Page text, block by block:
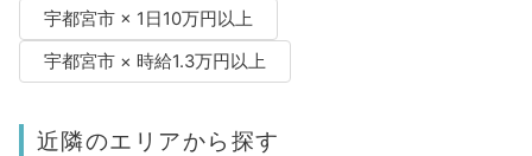
宇都宮市 × 1日10万円以上
宇都宮市 × 時給1.3万円以上
近隣のエリアから探す